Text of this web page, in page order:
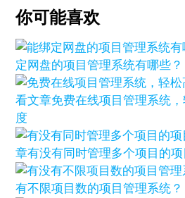
你可能喜欢
定网盘的项目管理系统有哪些？
看文章免费在线项目管理系统
度
章有没有同时管理多个项目的项
有不限项目数的项目管理系统？